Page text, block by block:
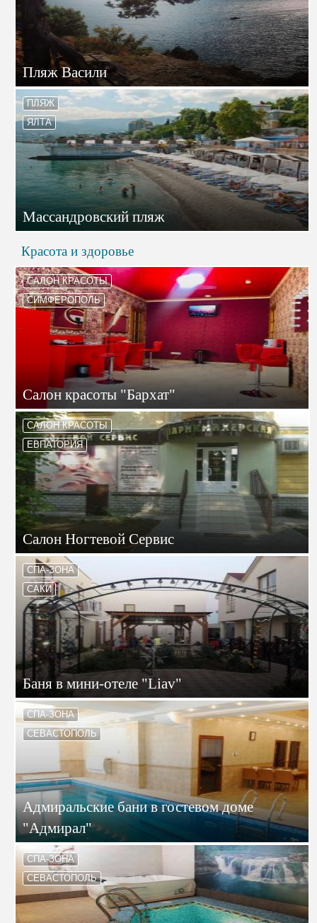
Пляж Васили
ПЛЯЖ
ЯЛТА
Массандровский пляж
Красота и здоровье
САЛОН КРАСОТЫ
СИМФЕРОПОЛЬ
Салон красоты "Бархат"
САЛОН КРАСОТЫ
ЕВПАТОРИЯ
Салон Ногтевой Сервис
СПА-ЗОНА
САКИ
Баня в мини-отеле "Liav"
СПА-ЗОНА
СЕВАСТОПОЛЬ
Адмиральские бани в гостевом доме
"Адмирал"
СПА-ЗОНА
СЕВАСТОПОЛЬ